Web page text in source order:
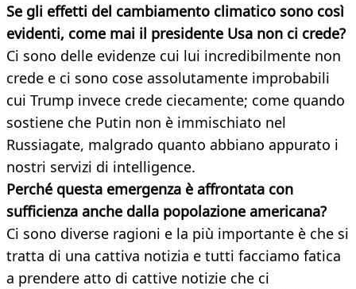
Se gli effetti del cambiamento climatico sono così
evidenti, come mai il presidente Usa non ci crede?
Ci sono delle evidenze cui lui incredibilmente non
crede e ci sono cose assolutamente improbabili
cui Trump invece crede ciecamente; come quando
sostiene che Putin non è immischiato nel
Russiagate, malgrado quanto abbiano appurato i
nostri servizi di intelligence.
Perché questa emergenza è affrontata con
sufficienza anche dalla popolazione americana?
Ci sono diverse ragioni e la più importante è che si
tratta di una cattiva notizia e tutti facciamo fatica
a prendere atto di cattive notizie che ci